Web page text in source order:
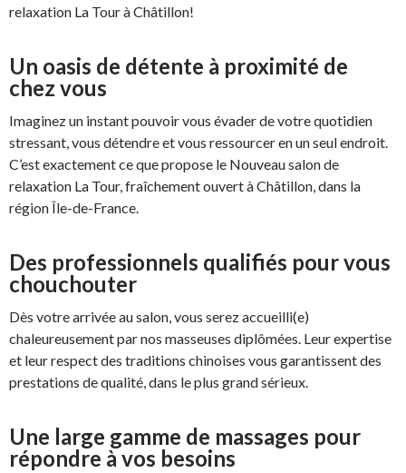
relaxation La Tour à Châtillon!
Un oasis de détente à proximité de
chez vous
Imaginez un instant pouvoir vous évader de votre quotidien
stressant, vous détendre et vous ressourcer en un seul endroit.
C’est exactement ce que propose le Nouveau salon de
relaxation La Tour, fraîchement ouvert à Châtillon, dans la
région Île-de-France.
Des professionnels qualifiés pour vous
chouchouter
Dès votre arrivée au salon, vous serez accueilli(e)
chaleureusement par nos masseuses diplômées. Leur expertise
et leur respect des traditions chinoises vous garantissent des
prestations de qualité, dans le plus grand sérieux.
Une large gamme de massages pour
répondre à vos besoins